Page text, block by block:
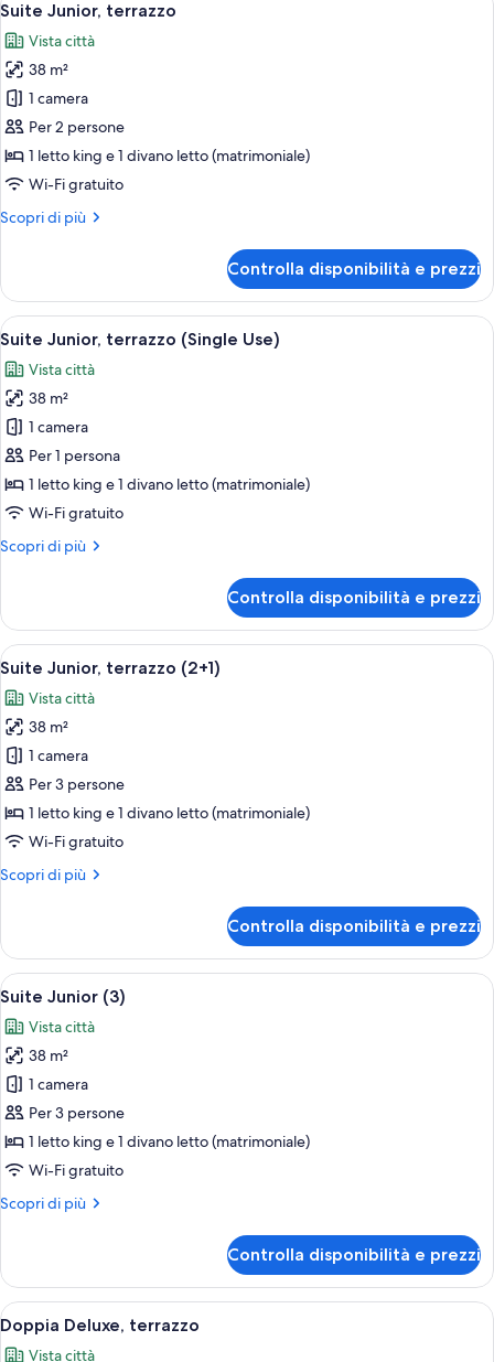
tutte
le
foto
per
Suite
Junior,
terrazzo
11
Suite Junior, terrazzo
Vista città
38 m²
1 camera
Per 2 persone
1 letto king e 1 divano letto (matrimoniale)
Wi-Fi gratuito
Scopri di più
Altri
Junior,
terrazzo
Controlla disponibilità e prezzi
Apri
tutte
le
foto
per
Suite
Junior,
terrazzo
Use)
Una camera d'albergo con un letto
10
Suite Junior, terrazzo (Single Use)
Vista città
38 m²
1 camera
Per 1 persona
1 letto king e 1 divano letto (matrimoniale)
Wi-Fi gratuito
Scopri di più
Altri
Junior,
terrazzo
(Single
Controlla disponibilità e prezzi
Apri
tutte
le
foto
per
Suite
Junior,
terrazzo
Camera da letto moderna con un
13
Suite Junior, terrazzo (2+1)
Vista città
38 m²
1 camera
Per 3 persone
1 letto king e 1 divano letto (matrimoniale)
Wi-Fi gratuito
Scopri di più
Altri
Junior,
terrazzo
(2+1)
Controlla disponibilità e prezzi
Apri
tutte
le
foto
per
Suite
Junior
(3)
Camera da letto moderna con un
13
Suite Junior (3)
Vista città
38 m²
1 camera
Per 3 persone
1 letto king e 1 divano letto (matrimoniale)
Wi-Fi gratuito
Scopri di più
Altri
Junior
(3)
Controlla disponibilità e prezzi
Apri
tutte
Una camera d'albergo con un letto,
9
Doppia Deluxe, terrazzo
Vista città